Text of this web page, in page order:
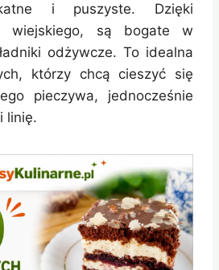
i puszyste. Dzięki
wiejskiego, są bogate w
odżywcze. To idealna
którzy chcą cieszyć się
pieczywa, jednocześnie
linię.